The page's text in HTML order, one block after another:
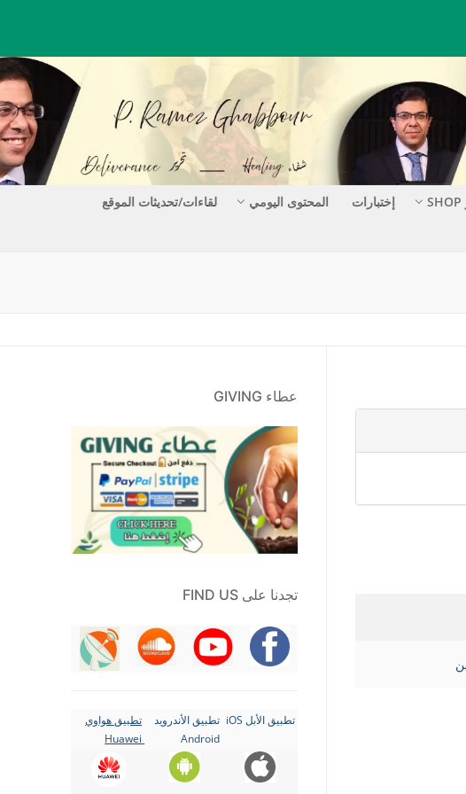
إختبارات المحتوى اليومي لقاءات/تحديثات الموقع
عطاء GIVING
تجدنا على FIND US
تطبيق الأبل iOS
تطبيق الأندرويد
Android
تطبيق هواوي